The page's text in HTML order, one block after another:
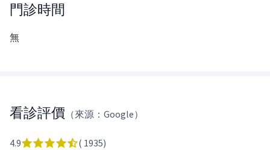
門診時間
無
看診評價 （來源：Google）
4.9 ( 1935)